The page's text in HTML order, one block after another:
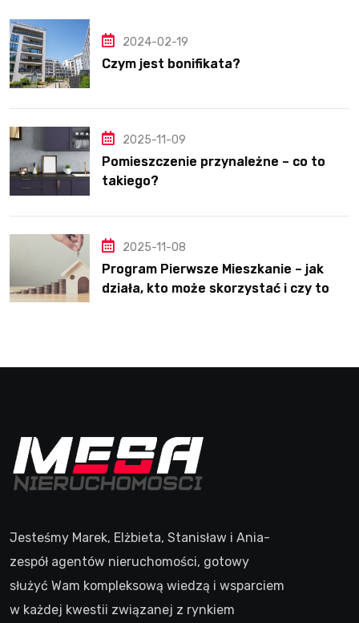
2024-02-19
Czym jest bonifikata?
2025-11-09
Pomieszczenie przynależne – co to
takiego?
2025-11-08
Program Pierwsze Mieszkanie – jak
działa, kto może skorzystać i czy to
Jesteśmy Marek, Elżbieta, Stanisław i Ania-
zespół agentów nieruchomości, gotowy
służyć Wam kompleksową wiedzą i wsparciem
w każdej kwestii związanej z rynkiem